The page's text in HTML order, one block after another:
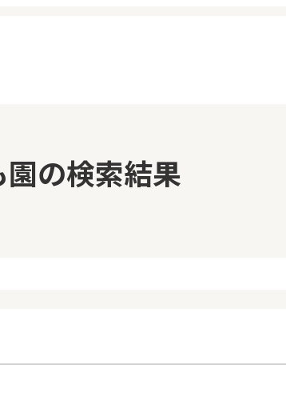
セージ
すめの園
園の検索結果